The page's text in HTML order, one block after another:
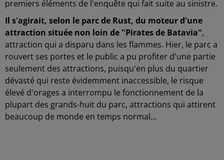
premiers éléments de l'enquête qui fait suite au sinistre.
Il s'agirait, selon le parc de Rust, du moteur d'une
attraction située non loin de "Pirates de Batavia",
attraction qui a disparu dans les flammes. Hier, le parc a
rouvert ses portes et le public a pu profiter d'une partie
seulement des attractions, puisqu'en plus du quartier
dévasté qui reste évidemment inaccessible, le risque
élevé d'orages a interrompu le fonctionnement de la
plupart des grands-huit du parc, attractions qui attirent
beaucoup de monde en temps normal...